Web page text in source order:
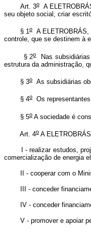
Art. 3oA
seu objeto social, criar
§ 1o
A
controle, que se destinem à
§ 2oNas subsidiárias
estrutura da administração,
§ 3o As subsidiárias
§ 4o Os
§ 5o A sociedade é
Art. 4o A
I - realizar estudos,
comercialização de energia
II - cooperar com o
III - conceder
IV - conceder
V - promover e apoiar